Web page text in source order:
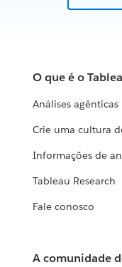
O que é o
Análises agênticas
Crie uma cultura
Informações de
Tableau Research
Fale conosco
A comunidade